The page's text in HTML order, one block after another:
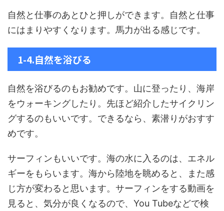
自然と仕事のあとひと押しができます。自然と仕事
にはまりやすくなります。馬力が出る感じです。
1-4.自然を浴びる
自然を浴びるのもお勧めです。山に登ったり、海岸
をウォーキングしたり。先ほど紹介したサイクリン
グするのもいいです。できるなら、素潜りがおすす
めです。
サーフィンもいいです。海の水に入るのは、エネル
ギーをもらいます。海から陸地を眺めると、また感
じ方が変わると思います。サーフィンをする動画を
見ると、気分が良くなるので、You Tubeなどで検